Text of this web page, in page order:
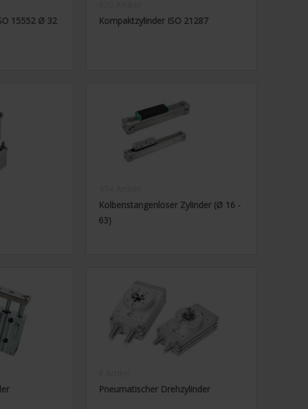
15552 Ø 32
Kompaktzylinder ISO 21287
Kolbenstangenloser Zylinder (Ø 16 -
63)
Pneumatischer Drehzylinder